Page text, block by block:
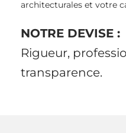
architecturales et votre
NOTRE DEVISE :
Rigueur,
transparence.